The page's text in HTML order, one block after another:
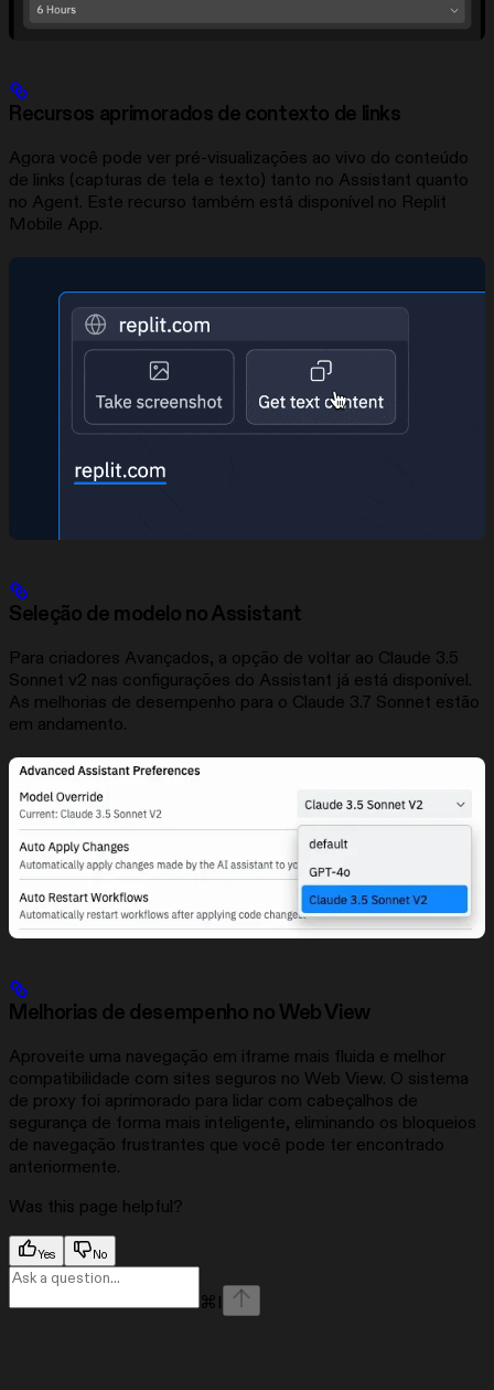
Recursos aprimorados de contexto de links
Agora você pode ver pré-visualizações ao vivo do conteúdo
de links (capturas de tela e texto) tanto no Assistant quanto
no Agent. Este recurso também está disponível no Replit
Mobile App.
Seleção de modelo no Assistant
Para criadores Avançados, a opção de voltar ao Claude 3.5
Sonnet v2 nas configurações do Assistant já está disponível.
As melhorias de desempenho para o Claude 3.7 Sonnet estão
em andamento.
Melhorias de desempenho no Web View
Aproveite uma navegação em iframe mais fluida e melhor
compatibilidade com sites seguros no Web View. O sistema
de proxy foi aprimorado para lidar com cabeçalhos de
segurança de forma mais inteligente, eliminando os bloqueios
de navegação frustrantes que você pode ter encontrado
anteriormente.
Was this page helpful?
Yes No
⌘ I